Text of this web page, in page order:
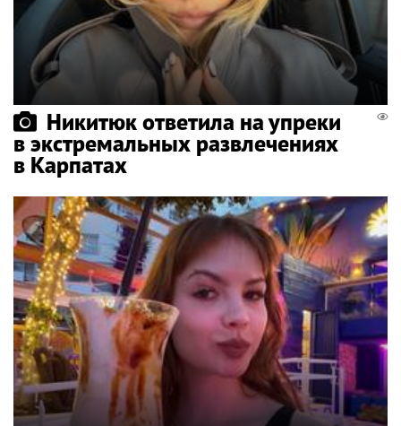
Никитюк ответила на упреки
в экстремальных развлечениях
в Карпатах